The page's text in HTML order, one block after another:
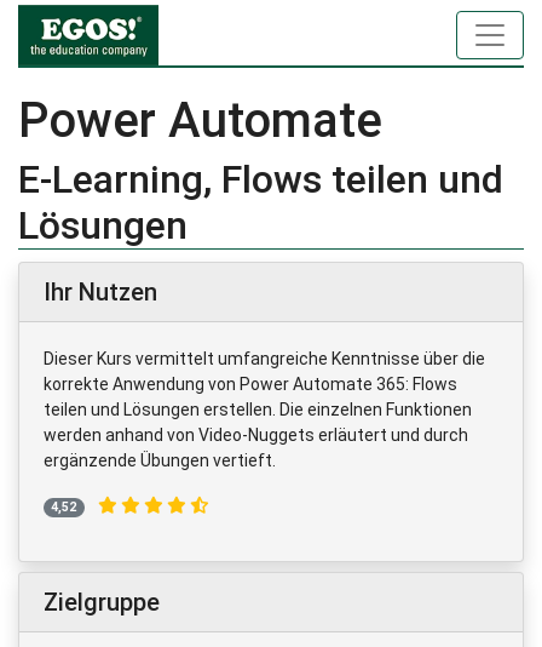
Power Automate
E-Learning, Flows teilen und
Lösungen
Ihr Nutzen
Dieser Kurs vermittelt umfangreiche Kenntnisse über die
korrekte Anwendung von Power Automate 365: Flows
teilen und Lösungen erstellen. Die einzelnen Funktionen
werden anhand von Video-Nuggets erläutert und durch
ergänzende Übungen vertieft.
4,52
Zielgruppe